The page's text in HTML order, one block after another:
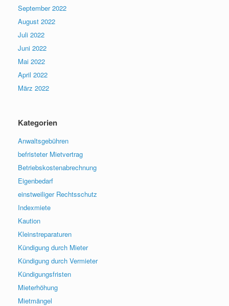
September 2022
August 2022
Juli 2022
Juni 2022
Mai 2022
April 2022
März 2022
Kategorien
Anwaltsgebühren
befristeter Mietvertrag
Betriebskostenabrechnung
Eigenbedarf
einstweiliger Rechtsschutz
Indexmiete
Kaution
Kleinstreparaturen
Kündigung durch Mieter
Kündigung durch Vermieter
Kündigungsfristen
Mieterhöhung
Mietmängel